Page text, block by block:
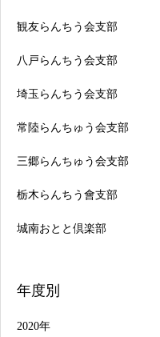
観友らんちう会支部
八戸らんちう会支部
埼玉らんちう会支部
常陸らんちゅう会支部
三郷らんちゅう会支部
栃木らんちう會支部
城南おとと倶楽部
年度別
2020年